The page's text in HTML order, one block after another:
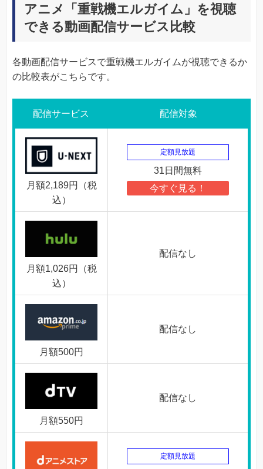
アニメ「重戦機エルガイム」を視聴
できる動画配信サービス比較
各動画配信サービスで重戦機エルガイムが視聴できるか
の比較表がこちらです。
配信サービス 配信対象
月額2,189円（税
込）
定額見放題
31日間無料
今すぐ見る！
月額1,026円（税
込）
配信なし
月額500円
配信なし
月額550円
配信なし
定額見放題